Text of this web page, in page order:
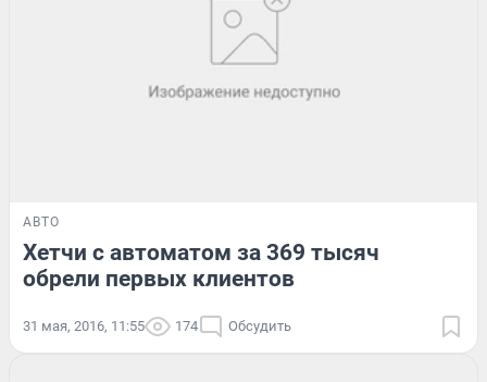
АВТО
Хетчи с автоматом за 369 тысяч
обрели первых клиентов
31 мая, 2016, 11:55 174 Обсудить